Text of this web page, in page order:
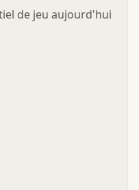
de jeu aujourd'hui